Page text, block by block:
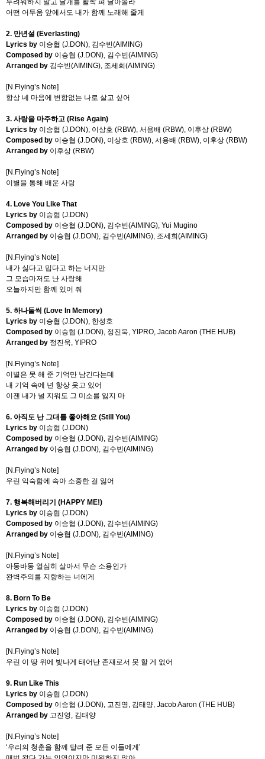
두려워하지 말고 날개를 활짝 펴 날아올라
어떤 어두움 앞에서도 내가 함께 노래해 줄게
2. 만년설 (Everlasting)
Lyrics by 이승협 (J.DON), 김수빈(AIMING)
Composed by 이승협 (J.DON), 김수빈(AIMING)
Arranged by 김수빈(AIMING), 조세희 (AIMING)
[N.Flying’s Note]
항상 네 마음에 변함없는 나로 살고 싶어
3. 사랑을 마주하고 (Rise Again)
Lyrics by 이승협 (J.DON), 이상호 (RBW), 서용배 (RBW), 이후상 (RBW)
Composed by 이승협 (J.DON), 이상호 (RBW), 서용배 (RBW), 이후상 (RBW)
Arranged by 이후상 (RBW)
[N.Flying’s Note]
이별을 통해 배운 사랑
4. Love You Like That
Lyrics by 이승협 (J.DON)
Composed by 이승협 (J.DON), 김수빈(AIMING), Yui Mugino
Arranged by 이승협 (J.DON), 김수빈(AIMING), 조세희 (AIMING)
[N.Flying’s Note]
내가 싫다고 밉다고 하는 너지만
그 모습마저도 난 사랑해
오늘까지만 함께 있어 줘
5. 하나둘씩 (Love In Memory)
Lyrics by 이승협 (J.DON), 한성호
Composed by 이승협 (J.DON), 정진욱, YIPRO, Jacob Aaron (THE HUB)
Arranged by 정진욱, YIPRO
[N.Flying’s Note]
이별은 못 해 준 기억만 남긴다는데
내 기억 속에 넌 항상 웃고 있어
이젠 내가 널 지워도 그 미소를 잃지 마
6. 아직도 난 그대를 좋아해요 (Still You)
Lyrics by 이승협 (J.DON)
Composed by 이승협 (J.DON), 김수빈(AIMING)
Arranged by 이승협 (J.DON), 김수빈(AIMING)
[N.Flying’s Note]
우린 익숙함에 속아 소중한 걸 잃어
7. 행복해버리기 (HAPPY ME!)
Lyrics by 이승협 (J.DON)
Composed by 이승협 (J.DON), 김수빈(AIMING)
Arranged by 이승협 (J.DON), 김수빈(AIMING)
[N.Flying’s Note]
아둥바둥 열심히 살아서 무슨 소용인가
완벽주의를 지향하는 너에게
8. Born To Be
Lyrics by 이승협 (J.DON)
Composed by 이승협 (J.DON), 김수빈(AIMING)
Arranged by 이승협 (J.DON), 김수빈(AIMING)
[N.Flying’s Note]
우린 이 땅 위에 빛나게 태어난 존재로서 못 할 게 없어
9. Run Like This
Lyrics by 이승협 (J.DON)
Composed by 이승협 (J.DON), 고진영, 김태양, Jacob Aaron (THE HUB)
Arranged by 고진영, 김태양
[N.Flying’s Note]
‘우리의 청춘을 함께 달려 준 모든 이들에게 ’